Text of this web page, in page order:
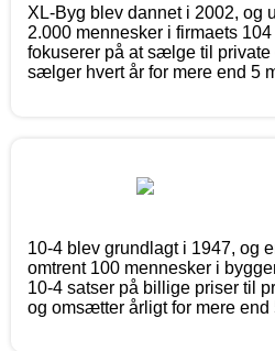
XL-Byg blev dannet i 2002, og
2.000 mennesker i firmaets
fokuserer på at sælge til
sælger hvert år for mere end 5
10-4 blev grundlagt i 1947, og
omtrent 100 mennesker i
10-4 satser på billige priser til
og omsætter årligt for mere end